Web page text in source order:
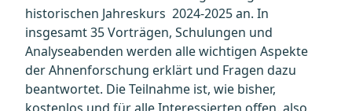
historischen Jahreskurs 2024-2025 an. In
insgesamt 35 Vorträgen, Schulungen und
Analyseabenden werden alle wichtigen Aspekte
der Ahnenforschung erklärt und Fragen dazu
beantwortet. Die Teilnahme ist, wie bisher,